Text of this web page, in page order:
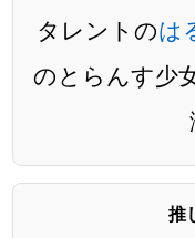
タレントのは
のとらんす少
推